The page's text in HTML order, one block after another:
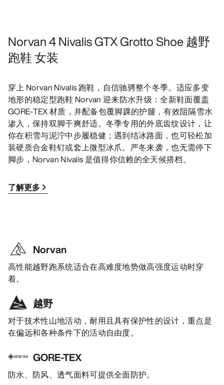
Norvan 4 Nivalis GTX Grotto Shoe 越野
跑鞋 女装
穿上 Norvan Nivalis 跑鞋，自信驰骋整个冬季。适应多变
地形的稳定型跑鞋 Norvan 迎来防水升级：全新鞋面覆盖
GORE-TEX 材质，并配备包覆脚踝的护腿，有效阻隔雪水
渗入，保持双脚干爽舒适。冬季专用的外底齿纹设计，让
你在积雪与泥泞中步履稳健；遇到结冰路面，也可轻松加
装硬质合金鞋钉或套上微型冰爪。严冬来袭，也无需停下
脚步，Norvan Nivalis 是值得你信赖的全天候搭档。
了解更多
Norvan
高性能越野跑系统适合在高难度地势做高强度运动时穿
着。
越野
对于技术性山地活动，耐用且具有保护性的设计，重点是
在偏远和各种条件下的活动自由度。
GORE-TEX
防水、防风、透气面料可提供全面防护。